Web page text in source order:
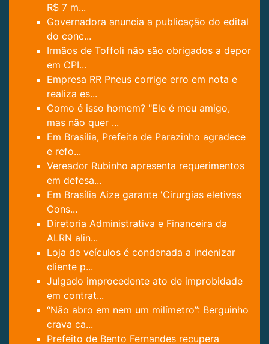
R$ 7 m...
Governadora anuncia a publicação do edital
do conc...
Irmãos de Toffoli não são obrigados a depor
em CPI...
Empresa RR Pneus corrige erro em nota e
realiza es...
Como é isso homem? "Ele é meu amigo,
mas não quer ...
Em Brasília, Prefeita de Parazinho agradece
e refo...
Vereador Rubinho apresenta requerimentos
em defesa...
Em Brasília Aize garante 'Cirurgias eletivas
Cons...
Diretoria Administrativa e Financeira da
ALRN alin...
Loja de veículos é condenada a indenizar
cliente p...
Julgado improcedente ato de improbidade
em contrat...
“Não abro em nem um milímetro”: Berguinho
crava ca...
Prefeito de Bento Fernandes recupera